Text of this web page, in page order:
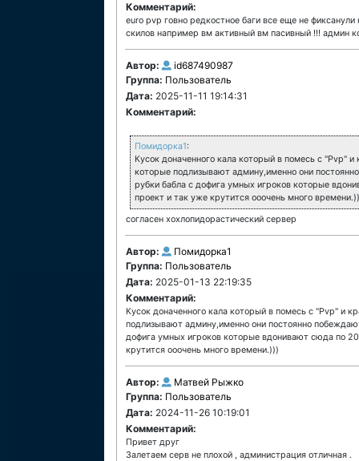
Комментарий:
euro pvp говно редкостное баги все еще не
скилов например вм активный вм пасивный !!! админ
Автор:
id687490987
Группа: Пользователь
Дата: 2025-11-11 19:14:31
Комментарий:
Помидорка1:
Кусок доначенного кала который в помесь с "Pvp"
которые подлизывают админу,именно они
рубки бабла с дофига умных игроков которые
проект и так уже крутится ооочень много
согласен хохлопидорастический сервер
Автор:
Помидорка1
Группа: Пользователь
Дата: 2025-01-13 22:19:35
Комментарий:
Кусок доначенного кала который в помесь с "Pvp" и
подлизывают админу,именно они постоянно
дофига умных игроков которые вдонивают сюда по
крутится ооочень много времени.)))
Автор:
Матвей Рыжко
Группа: Пользователь
Дата: 2024-11-26 10:19:01
Комментарий:
Привет друг
Залетаем серв не плохой , администрация отличная .